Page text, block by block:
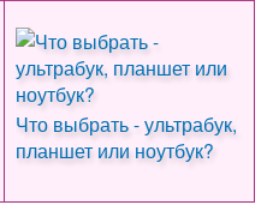
Что выбрать - ультрабук,
планшет или ноутбук?